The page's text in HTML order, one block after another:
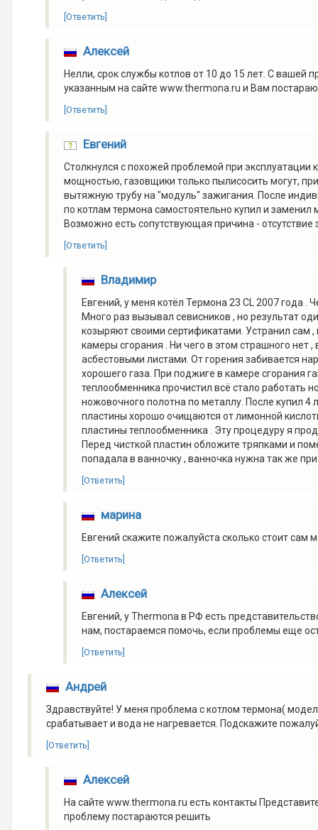
[Ответить]
Алексей
Нелли, срок службы котлов от 10 до 15 лет. С вашей
указанным на сайте www.thermona.ru и Вам
[Ответить]
Евгений
Столкнулся с похожей проблемой при эксплуатации
мощностью, газовщики только пылисосить могут,
вытяжную трубу на "модуль" зажигания. После
по котлам термона самостоятельно купил и
Возможно есть сопутствующая причина -
[Ответить]
Владимир
Евгений, у меня котёл Термона 23 CL 2007 года .
Много раз вызывал севисников , но результат
козыряют своими сертификатами. Устранил
камеры сгорания . Ни чего в этом страшного нет
асбестовыми листами. От горения забивается
хорошего газа. При поджиге в камере сгорания
теплообменника прочистил всё стало работать
ножовочного полотна по металлу. После купил
пластины хорошо очищаются от лимонной
пластины теплообменника . Эту процедуру я
Перед чисткой пластин обложите тряпками и
попадала в ванночку , ванночка нужна так же
[Ответить]
марина
Евгений скажите пожалуйста сколько стоит сам
[Ответить]
Алексей
Евгений, у Thermona в РФ есть
нам, постараемся помочь, если проблемы еще
[Ответить]
Андрей
Здравствуйте! У меня проблема с котлом термона(
срабатывает и вода не нагревается. Подскажите
[Ответить]
Алексей
На сайте www.thermona.ru есть контакты
проблему постараются решить